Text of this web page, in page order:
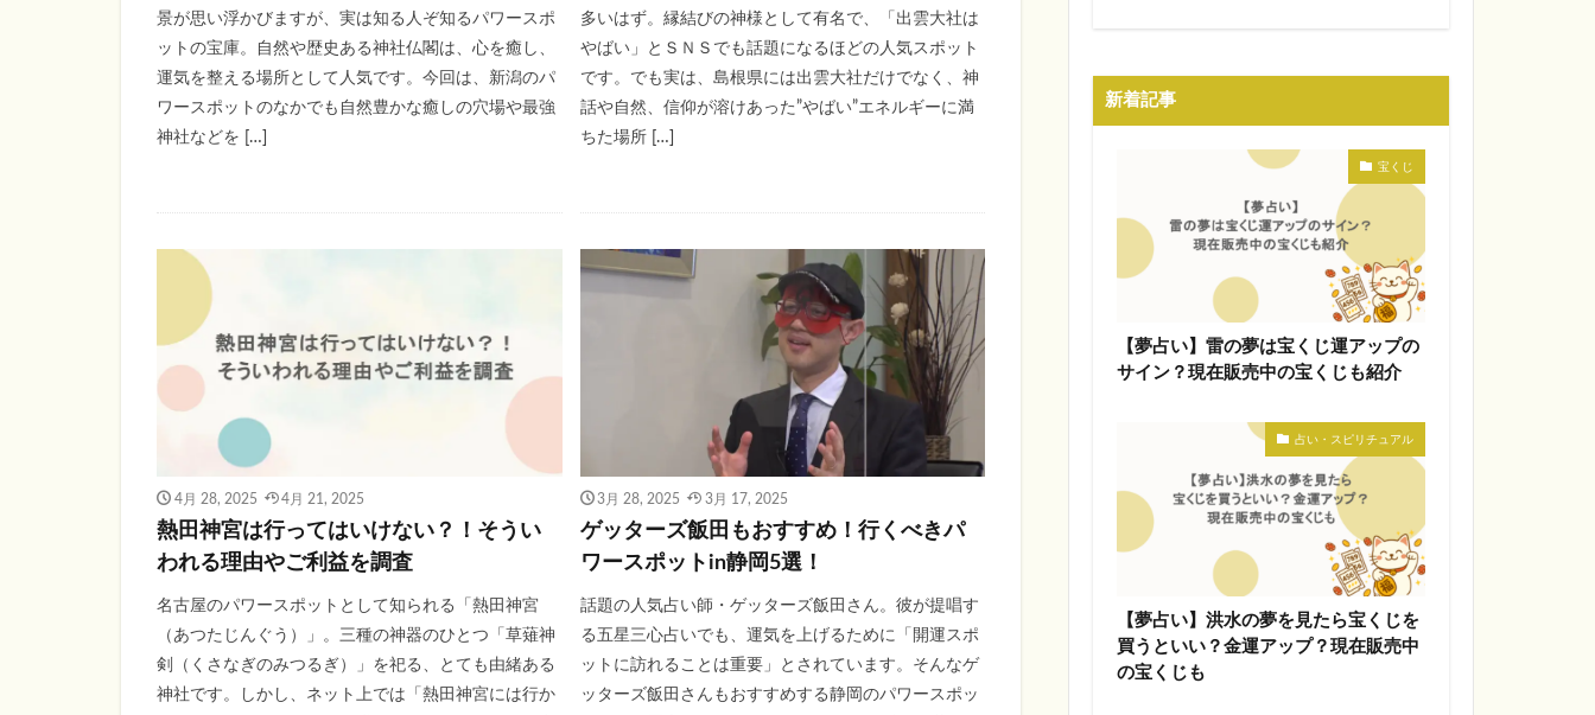
景が思い浮かびますが、実は知る人ぞ知るパワースポ
ットの宝庫。自然や歴史ある神社仏閣は、心を癒し、
運気を整える場所として人気です。今回は、新潟のパ
ワースポットのなかでも自然豊かな癒しの穴場や最強
神社などを […]
多いはず。縁結びの神様として有名で、「出雲大社は
やばい」とＳＮＳでも話題になるほどの人気スポット
です。でも実は、島根県には出雲大社だけでなく、神
話や自然、信仰が溶けあった”やばい”エネルギーに満
ちた場所 […]
4月 28, 2025 4月 21, 2025
熱田神宮は行ってはいけない？！そうい
われる理由やご利益を調査
名古屋のパワースポットとして知られる「熱田神宮
（あつたじんぐう）」。三種の神器のひとつ「草薙神
剣（くさなぎのみつるぎ）」を祀る、とても由緒ある
神社です。しかし、ネット上では「熱田神宮には行か
3月 28, 2025 3月 17, 2025
ゲッターズ飯田もおすすめ！行くべきパ
ワースポットin静岡5選！
話題の人気占い師・ゲッターズ飯田さん。彼が提唱す
る五星三心占いでも、運気を上げるために「開運スポ
ットに訪れることは重要」とされています。そんなゲ
ッターズ飯田さんもおすすめする静岡のパワースポッ
新着記事
宝くじ
【夢占い】雷の夢は宝くじ運アップの
サイン？現在販売中の宝くじも紹介
占い・スピリチュアル
【夢占い】洪水の夢を見たら宝くじを
買うといい？金運アップ？現在販売中
の宝くじも